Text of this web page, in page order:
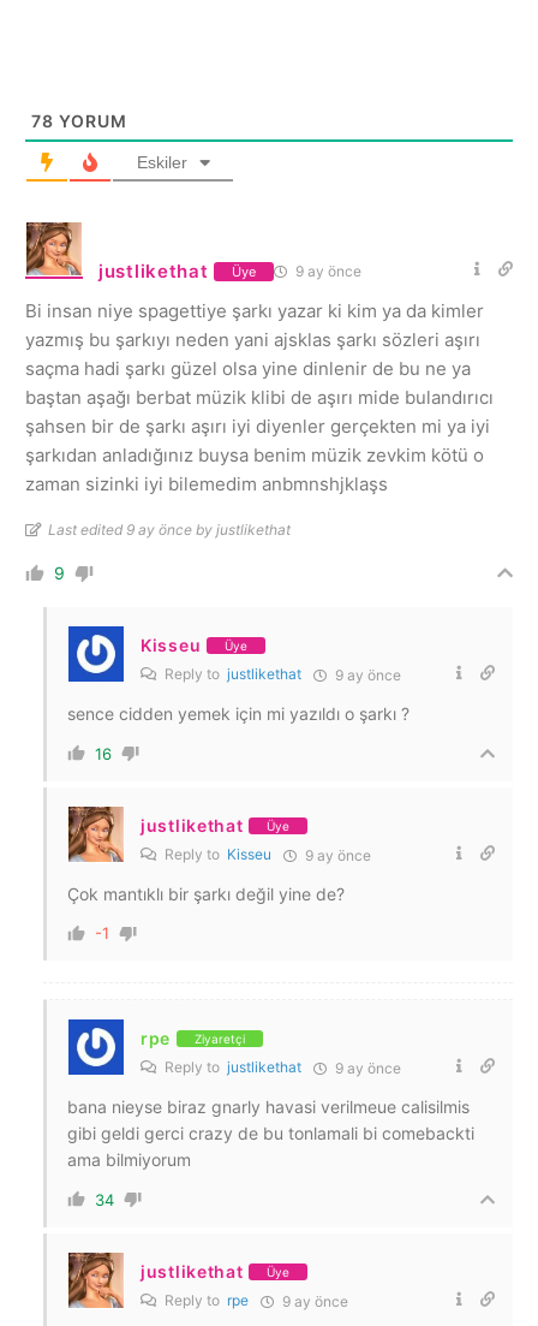
78 YORUM
Eskiler
justlikethat Üye 9 ay önce
Bi insan niye spagettiye şarkı yazar ki kim ya da kimler
yazmış bu şarkıyı neden yani ajsklas şarkı sözleri aşırı
saçma hadi şarkı güzel olsa yine dinlenir de bu ne ya
baştan aşağı berbat müzik klibi de aşırı mide bulandırıcı
şahsen bir de şarkı aşırı iyi diyenler gerçekten mi ya iyi
şarkıdan anladığınız buysa benim müzik zevkim kötü o
zaman sizinki iyi bilemedim anbmnshjklaşs
Last edited 9 ay önce by justlikethat
9
Kisseu Üye
Reply to justlikethat 9 ay önce
sence cidden yemek için mi yazıldı o şarkı ?
16
justlikethat Üye
Reply to Kisseu 9 ay önce
Çok mantıklı bir şarkı değil yine de?
-1
rpe Ziyaretçi
Reply to justlikethat 9 ay önce
bana nieyse biraz gnarly havasi verilmeue calisilmis
gibi geldi gerci crazy de bu tonlamali bi comebackti
ama bilmiyorum
34
justlikethat Üye
Reply to rpe 9 ay önce